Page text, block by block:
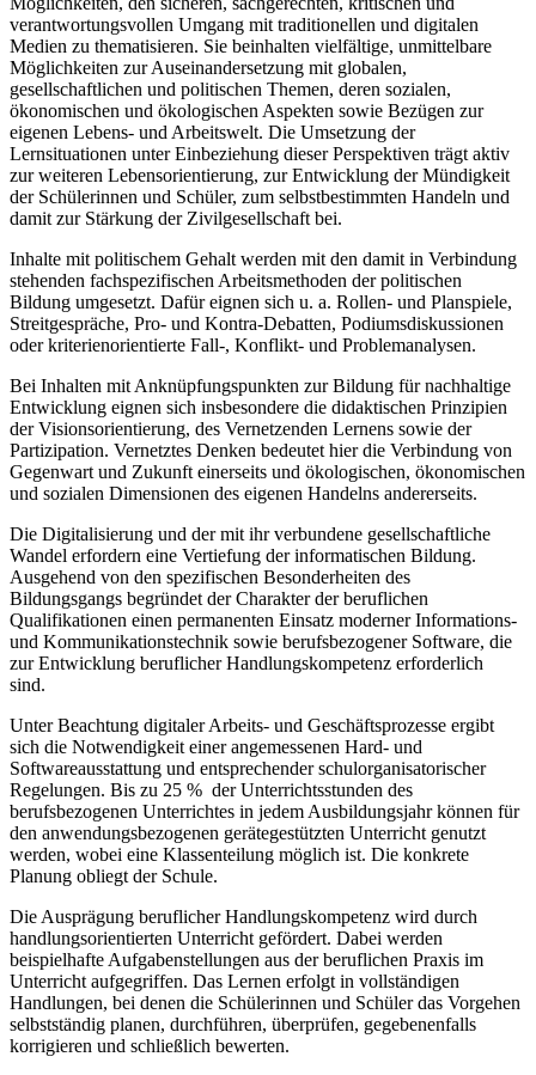
verantwortungsvollen Umgang mit traditionellen und digitalen
Medien zu thematisieren. Sie beinhalten vielfältige, unmittelbare
Möglichkeiten zur Auseinandersetzung mit globalen,
gesellschaftlichen und politischen Themen, deren sozialen,
ökonomischen und ökologischen Aspekten sowie Bezügen zur
eigenen Lebens- und Arbeitswelt. Die Umsetzung der
Lernsituationen unter Einbeziehung dieser Perspektiven trägt aktiv
zur weiteren Lebens­orientierung, zur Entwicklung der Mündigkeit
der Schülerinnen und Schüler, zum selbstbestimmten Handeln und
damit zur Stärkung der Zivilgesellschaft bei.
Inhalte mit politischem Gehalt werden mit den damit in Verbindung
stehenden fachspezifischen Arbeitsmethoden der politischen
Bildung umgesetzt. Dafür eignen sich u. a. Rollen- und Planspiele,
Streitgespräche, Pro- und Kontra-Debatten, Podiumsdiskussionen
oder kriterienorientierte Fall-, Konflikt- und Problemanalysen.
Bei Inhalten mit Anknüpfungspunkten zur Bildung für nachhaltige
Entwicklung eignen sich insbesondere die didaktischen Prinzipien
der Visionsorientierung, des Vernetzenden Lernens sowie der
Partizipation. Vernetztes Denken bedeutet hier die Verbindung von
Gegenwart und Zukunft einerseits und ökologischen, ökonomischen
und sozialen Dimensionen des eigenen Handelns andererseits.
Die Digitalisierung und der mit ihr verbundene gesellschaftliche
Wandel erfordern eine Vertiefung der informatischen Bildung.
Ausgehend von den spezifischen Besonderheiten des
Bildungsgangs begründet der Charakter der beruflichen
Qualifikationen einen permanenten Einsatz moderner Informations-
und Kommunikationstechnik sowie berufs­bezogener Software, die
zur Entwicklung beruflicher Handlungskompetenz erforderlich
sind.
Unter Beachtung digitaler Arbeits- und Geschäftsprozesse ergibt
sich die Notwendigkeit einer angemessenen Hard- und
Softwareausstattung und entsprechender schulorganisatorischer
Regelungen. Bis zu 25 % der Unterrichtsstunden des
berufsbezogenen Unterrichtes in jedem Ausbildungsjahr können für
den anwendungsbezogenen gerätegestützten Unterricht genutzt
werden, wobei eine Klassenteilung möglich ist. Die konkrete
Planung obliegt der Schule.
Die Ausprägung beruflicher Handlungskompetenz wird durch
handlungsorientierten Unterricht gefördert. Dabei werden
beispielhafte Aufgabenstellungen aus der beruflichen Praxis im
Unterricht aufgegriffen. Das Lernen erfolgt in vollständigen
Handlungen, bei denen die Schülerinnen und Schüler das Vorgehen
selbstständig planen, durchführen, überprüfen, gegebenenfalls
korrigieren und schließlich bewerten.